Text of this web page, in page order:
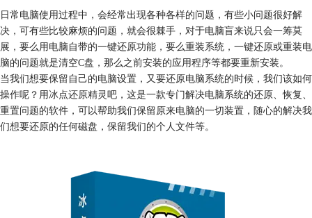
日常电脑使用过程中，会经常出现各种各样的问题，有些小问题很好解
决，可有些比较麻烦的问题，就会很棘手，对于电脑盲来说只会一筹莫
展，要么用电脑自带的一键还原功能，要么重装系统，一键还原或重装电
脑的问题就是清空C盘，那么之前安装的应用程序等都要重新安装。
当我们想要保留自己的电脑设置，又要还原电脑系统的时候，我们该如何
操作呢？用冰点还原精灵吧，这是一款专门解决电脑系统的还原、恢复、
重置问题的软件，可以帮助我们保留原来电脑的一切装置，随心的解决我
们想要还原的任何磁盘，保留我们的个人文件等。